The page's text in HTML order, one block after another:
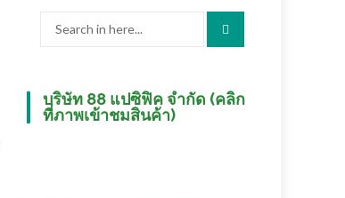
บริษัท 88 แปซิฟิค จำกัด (คลิก
ที่ภาพเข้าชมสินค้า)